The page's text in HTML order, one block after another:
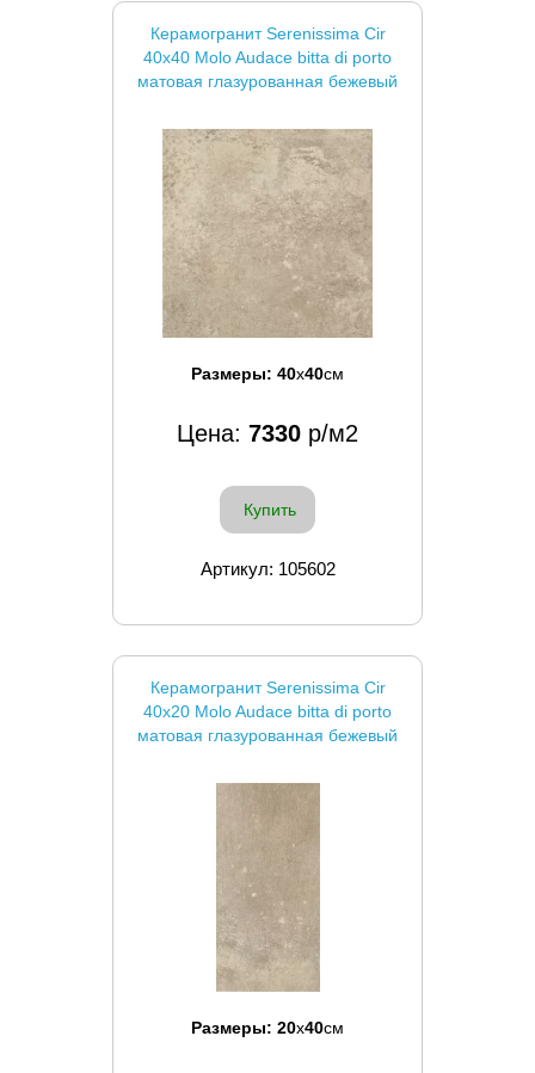
Керамогранит Serenissima Cir
40x40 Molo Audace bitta di porto
матовая глазурованная бежевый
Размеры: 40x40см
Цена: 7330 р/м2
Купить
Артикул: 105602
Керамогранит Serenissima Cir
40x20 Molo Audace bitta di porto
матовая глазурованная бежевый
Размеры: 20x40см